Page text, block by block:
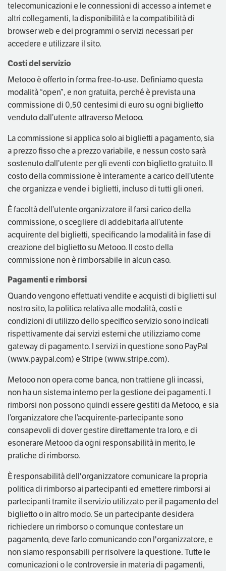
telecomunicazioni e le connessioni di accesso a internet e
altri collegamenti, la disponibilità e la compatibilità di
browser web e dei programmi o servizi necessari per
accedere e utilizzare il sito.
Costi del servizio
Metooo è offerto in forma free-to-use. Definiamo questa
modalità “open”, e non gratuita, perché è prevista una
commissione di 0,50 centesimi di euro su ogni biglietto
venduto dall’utente attraverso Metooo.
La commissione si applica solo ai biglietti a pagamento, sia
a prezzo fisso che a prezzo variabile, e nessun costo sarà
sostenuto dall’utente per gli eventi con biglietto gratuito. Il
costo della commissione è interamente a carico dell’utente
che organizza e vende i biglietti, incluso di tutti gli oneri.
È facoltà dell’utente organizzatore il farsi carico della
commissione, o scegliere di addebitarla all’utente
acquirente del biglietti, specificando la modalità in fase di
creazione del biglietto su Metooo. Il costo della
commissione non è rimborsabile in alcun caso.
Pagamenti e rimborsi
Quando vengono effettuati vendite e acquisti di biglietti sul
nostro sito, la politica relativa alle modalità, costi e
condizioni di utilizzo dello specifico servizio sono indicati
rispettivamente dai servizi esterni che utilizziamo come
gateway di pagamento. I servizi in questione sono PayPal
(www.paypal.com) e Stripe (www.stripe.com).
Metooo non opera come banca, non trattiene gli incassi,
non ha un sistema interno per la gestione dei pagamenti. I
rimborsi non possono quindi essere gestiti da Metooo, e sia
l’organizzatore che l’acquirente-partecipante sono
consapevoli di dover gestire direttamente tra loro, e di
esonerare Metooo da ogni responsabilità in merito, le
pratiche di rimborso.
È responsabilità dell'organizzatore comunicare la propria
politica di rimborso ai partecipanti ed emettere rimborsi ai
partecipanti tramite il servizio utilizzato per il pagamento del
biglietto o in altro modo. Se un partecipante desidera
richiedere un rimborso o comunque contestare un
pagamento, deve farlo comunicando con l'organizzatore, e
non siamo responsabili per risolvere la questione. Tutte le
comunicazioni o le controversie in materia di pagamenti,